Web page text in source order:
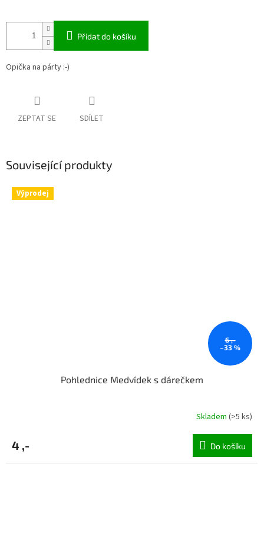
Přidat do košíku
Opička na párty :-)
ZEPTAT SE SDÍLET
Související produkty
Výprodej
6 ,-
–33 %
Pohlednice Medvídek s dárečkem
Skladem (>5 ks)
4 ,- Do košíku